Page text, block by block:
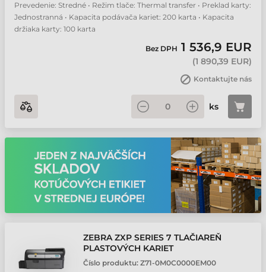
Prevedenie: Stredné • Režim tlače: Thermal transfer • Preklad karty:
Jednostranná • Kapacita podávača kariet: 200 karta • Kapacita
držiaka karty: 100 karta
Bez DPH 1 536,9 EUR
(1 890,39 EUR)
Kontaktujte nás
ks
ZEBRA ZXP SERIES 7 TLAČIAREŇ
PLASTOVÝCH KARIET
Číslo produktu: Z71-0M0C0000EM00